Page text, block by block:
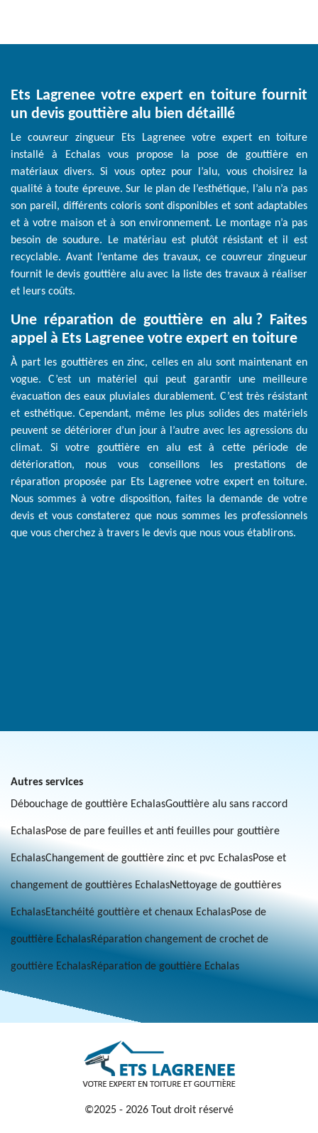
Ets Lagrenee votre expert en toiture fournit
un devis gouttière alu bien détaillé
Le couvreur zingueur Ets Lagrenee votre expert en toiture
installé à Echalas vous propose la pose de gouttière en
matériaux divers. Si vous optez pour l’alu, vous choisirez la
qualité à toute épreuve. Sur le plan de l’esthétique, l’alu n’a pas
son pareil, différents coloris sont disponibles et sont adaptables
et à votre maison et à son environnement. Le montage n’a pas
besoin de soudure. Le matériau est plutôt résistant et il est
recyclable. Avant l’entame des travaux, ce couvreur zingueur
fournit le devis gouttière alu avec la liste des travaux à réaliser
et leurs coûts.
Une réparation de gouttière en alu ? Faites
appel à Ets Lagrenee votre expert en toiture
À part les gouttières en zinc, celles en alu sont maintenant en
vogue. C’est un matériel qui peut garantir une meilleure
évacuation des eaux pluviales durablement. C’est très résistant
et esthétique. Cependant, même les plus solides des matériels
peuvent se détériorer d’un jour à l’autre avec les agressions du
climat. Si votre gouttière en alu est à cette période de
détérioration, nous vous conseillons les prestations de
réparation proposée par Ets Lagrenee votre expert en toiture.
Nous sommes à votre disposition, faites la demande de votre
devis et vous constaterez que nous sommes les professionnels
que vous cherchez à travers le devis que nous vous établirons.
Autres services
Débouchage de gouttière EchalasGouttière alu sans raccord
EchalasPose de pare feuilles et anti feuilles pour gouttière
EchalasChangement de gouttière zinc et pvc EchalasPose et
changement de gouttières EchalasNettoyage de gouttières
EchalasEtanchéité gouttière et chenaux EchalasPose de
gouttière EchalasRéparation changement de crochet de
gouttière EchalasRéparation de gouttière Echalas
©2025 - 2026 Tout droit réservé